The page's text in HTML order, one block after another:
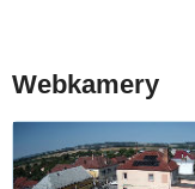
Webkamery